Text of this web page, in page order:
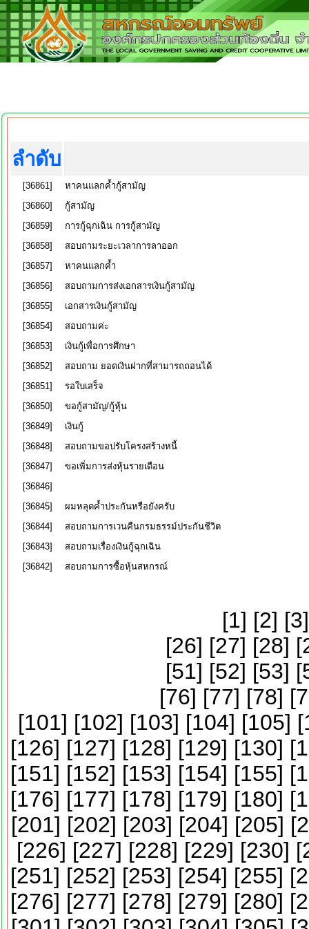
ลำดับ
[36861]
หาคนแลกค้ำกู้สามัญ
[36860]
กู้สามัญ
[36859]
การกู้ฉุกเฉิน การกู้สามัญ
[36858]
สอบถามระยะเวลาการลาออก
[36857]
หาคนแลกค้ำ
[36856]
สอบถามการส่งเอกสารเงินกู้สามัญ
[36855]
เอกสารเงินกู้สามัญ
[36854]
สอบถามค่ะ
[36853]
เงินกู้เพื่อการศึกษา
[36852]
สอบถาม ยอดเงินฝากที่สามารถถอนได้
[36851]
รอใบเสร็จ
[36850]
ขอกู้สามัญ/กู้หุ้น
[36849]
เงินกู้
[36848]
สอบถามขอปรับโครงสร้างหนี้
[36847]
ขอเพิ่มการส่งหุ้นรายเดือน
[36846]
[36845]
ผมหลุดค้ำประกันหรือยังครับ
[36844]
สอบถามการเวนคืนกรมธรรม์ประกันชีวิต
[36843]
สอบถามเรื่องเงินกู้ฉุกเฉิน
[36842]
สอบถามการซื้อหุ้นสหกรณ์
[1] [2] [3
[26] [27] [28] [
[51] [52] [53] [
[76] [77] [78] [
[101] [102] [103] [104] [105] [
[126] [127] [128] [129] [130] [
[151] [152] [153] [154] [155] [
[176] [177] [178] [179] [180] [
[201] [202] [203] [204] [205] [
[226] [227] [228] [229] [230] [
[251] [252] [253] [254] [255] [
[276] [277] [278] [279] [280] [